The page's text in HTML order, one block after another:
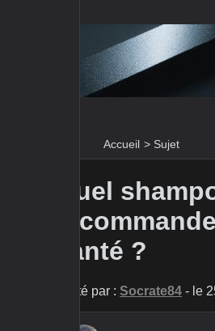
Accueil > Sujet
Quel
santé ?
Posté par : Socrate84 - le